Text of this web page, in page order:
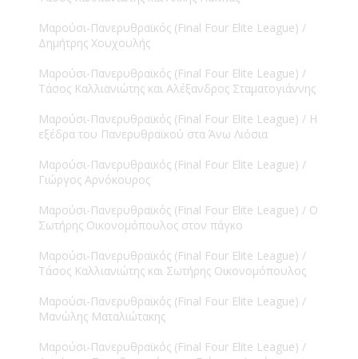
Μαρούσι-Πανερυθραϊκός (Final Four Elite League) /
Δημήτρης Χουχουλής
Μαρούσι-Πανερυθραϊκός (Final Four Elite League) /
Τάσος Καλλιανιώτης και Αλέξανδρος Σταματογιάννης
Μαρούσι-Πανερυθραϊκός (Final Four Elite League) / Η
εξέδρα του Πανερυθραϊκού στα Άνω Λιόσια
Μαρούσι-Πανερυθραϊκός (Final Four Elite League) /
Γιώργος Αρνόκουρος
Μαρούσι-Πανερυθραϊκός (Final Four Elite League) / Ο
Σωτήρης Οικονομόπουλος στον πάγκο
Μαρούσι-Πανερυθραϊκός (Final Four Elite League) /
Τάσος Καλλιανιώτης και Σωτήρης Οικονομόπουλος
Μαρούσι-Πανερυθραϊκός (Final Four Elite League) /
Μανώλης Ματαλιώτακης
Μαρούσι-Πανερυθραϊκός (Final Four Elite League) /